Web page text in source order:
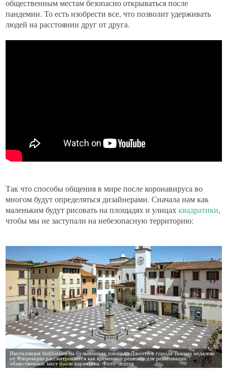
общественным местам безопасно открываться после
пандемии. То есть изобрести все, что позволит удерживать
людей на расстоянии друг от друга.
Так что способы общения в мире после коронавируса во
многом будут определяться дизайнерами. Сначала нам как
маленьким будут рисовать на площадях и улицахквадратики,
чтобы мы не заступали на небезопасную территорию: